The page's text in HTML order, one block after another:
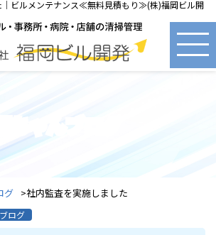
｜ビルメンテナンス≪無料見積もり≫(株)福岡ビル開
福ちゃんブログ
グ 社内監査を実施しました
ログ